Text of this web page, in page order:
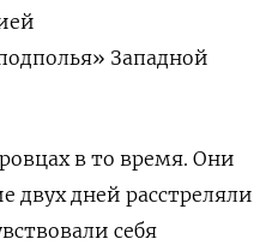
Западной
в то время. Они
двух дней расстреляли
себя